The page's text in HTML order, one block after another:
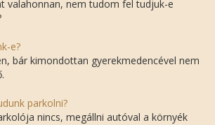
valahonnan, nem tudom fel tudjuk-e
e?
bár kimondottan gyerekmedencével nem
parkolni?
nincs, megállni autóval a környék